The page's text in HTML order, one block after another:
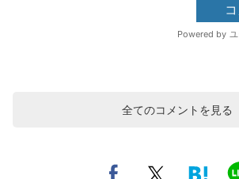
全てのコメントを見る